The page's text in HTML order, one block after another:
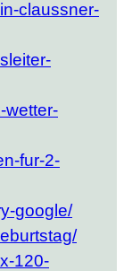
claussner-
wetter-
fur-2-
google/
120-